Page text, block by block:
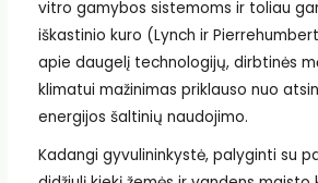
vitro gamybos sistemoms ir toliau
iškastinio kuro (Lynch ir
apie daugelį technologijų, dirbtinės
klimatui mažinimas priklauso nuo
energijos šaltinių naudojimo.
Kadangi gyvulininkystė, palyginti su